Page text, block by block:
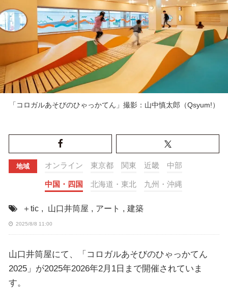
「コロガルあそびのひゃっかてん」撮影：山中慎太郎（Qsyum!）
地域 オンライン 東京都 関東 近畿 中部
中国・四国 北海道・東北 九州・沖縄
＋tic , 山口井筒屋 , アート , 建築
2025/8/8 11:00
山口井筒屋にて、「コロガルあそびのひゃっかてん
2025」が2025年2026年2月1日まで開催されていま
す。